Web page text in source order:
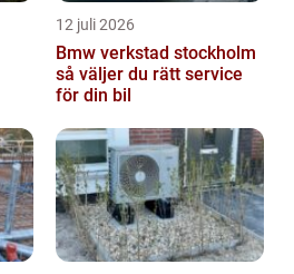
12 juli 2026
Bmw verkstad stockholm
så väljer du rätt service
för din bil